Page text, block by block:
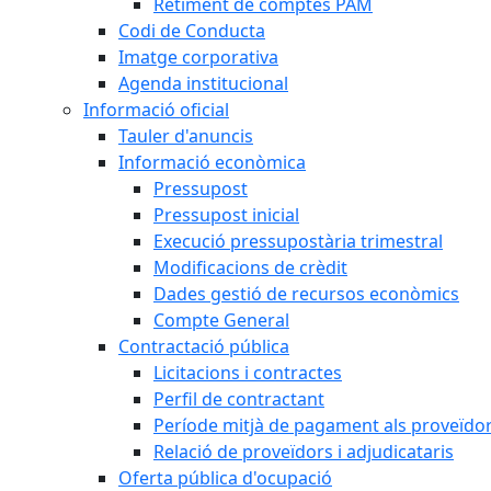
Codi de Conducta
Imatge corporativa
Agenda institucional
Informació oficial
Tauler d'anuncis
Informació econòmica
Pressupost
Pressupost inicial
Execució pressupostària trimestral
Modificacions de crèdit
Dades gestió de recursos econòmics
Compte General
Contractació pública
Licitacions i contractes
Perfil de contractant
Període mitjà de pagament als
Relació de proveïdors i adjudicataris
Oferta pública d'ocupació